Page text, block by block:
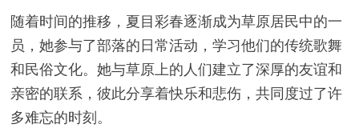
随着时间的推移，夏目彩春逐渐成为草原居民中的一
员，她参与了部落的日常活动，学习他们的传统歌舞
和民俗文化。她与草原上的人们建立了深厚的友谊和
亲密的联系，彼此分享着快乐和悲伤，共同度过了许
多难忘的时刻。